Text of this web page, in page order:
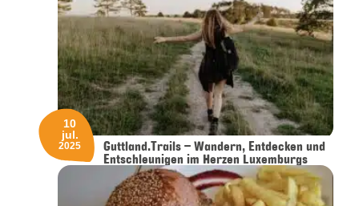
Guttland.Trails – Wandern, Entdecken und
Entschleunigen im Herzen Luxemburgs
10
jul.
2025